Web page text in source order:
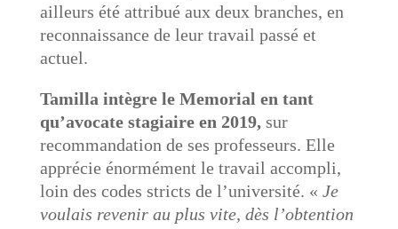
ailleurs été attribué aux deux branches, en
reconnaissance de leur travail passé et
actuel.
Tamilla intègre le Memorial en tant
qu’avocate stagiaire en 2019,sur
recommandation de ses professeurs. Elle
apprécie énormément le travail accompli,
loin des codes stricts de l’université. « Je
voulais revenir au plus vite, dès l’obtention